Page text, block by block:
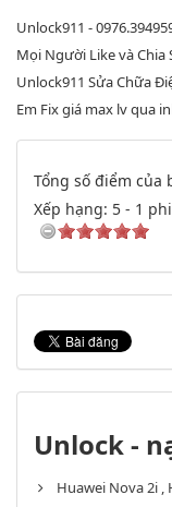
Unlock911 -
Mọi Người Like và Chia
Unlock911 Sửa Chữa
Em Fix giá max lv qua
Tổng số điểm của
Xếp hạng: 5 - 1
Unlock -
Huawei Nova 2i ,